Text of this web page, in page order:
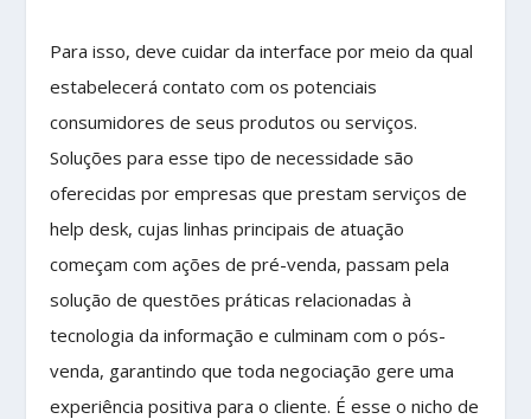
Para isso, deve cuidar da interface por meio da qual
estabelecerá contato com os potenciais
consumidores de seus produtos ou serviços.
Soluções para esse tipo de necessidade são
oferecidas por empresas que prestam serviços de
help desk, cujas linhas principais de atuação
começam com ações de pré-venda, passam pela
solução de questões práticas relacionadas à
tecnologia da informação e culminam com o pós-
venda, garantindo que toda negociação gere uma
experiência positiva para o cliente. É esse o nicho de